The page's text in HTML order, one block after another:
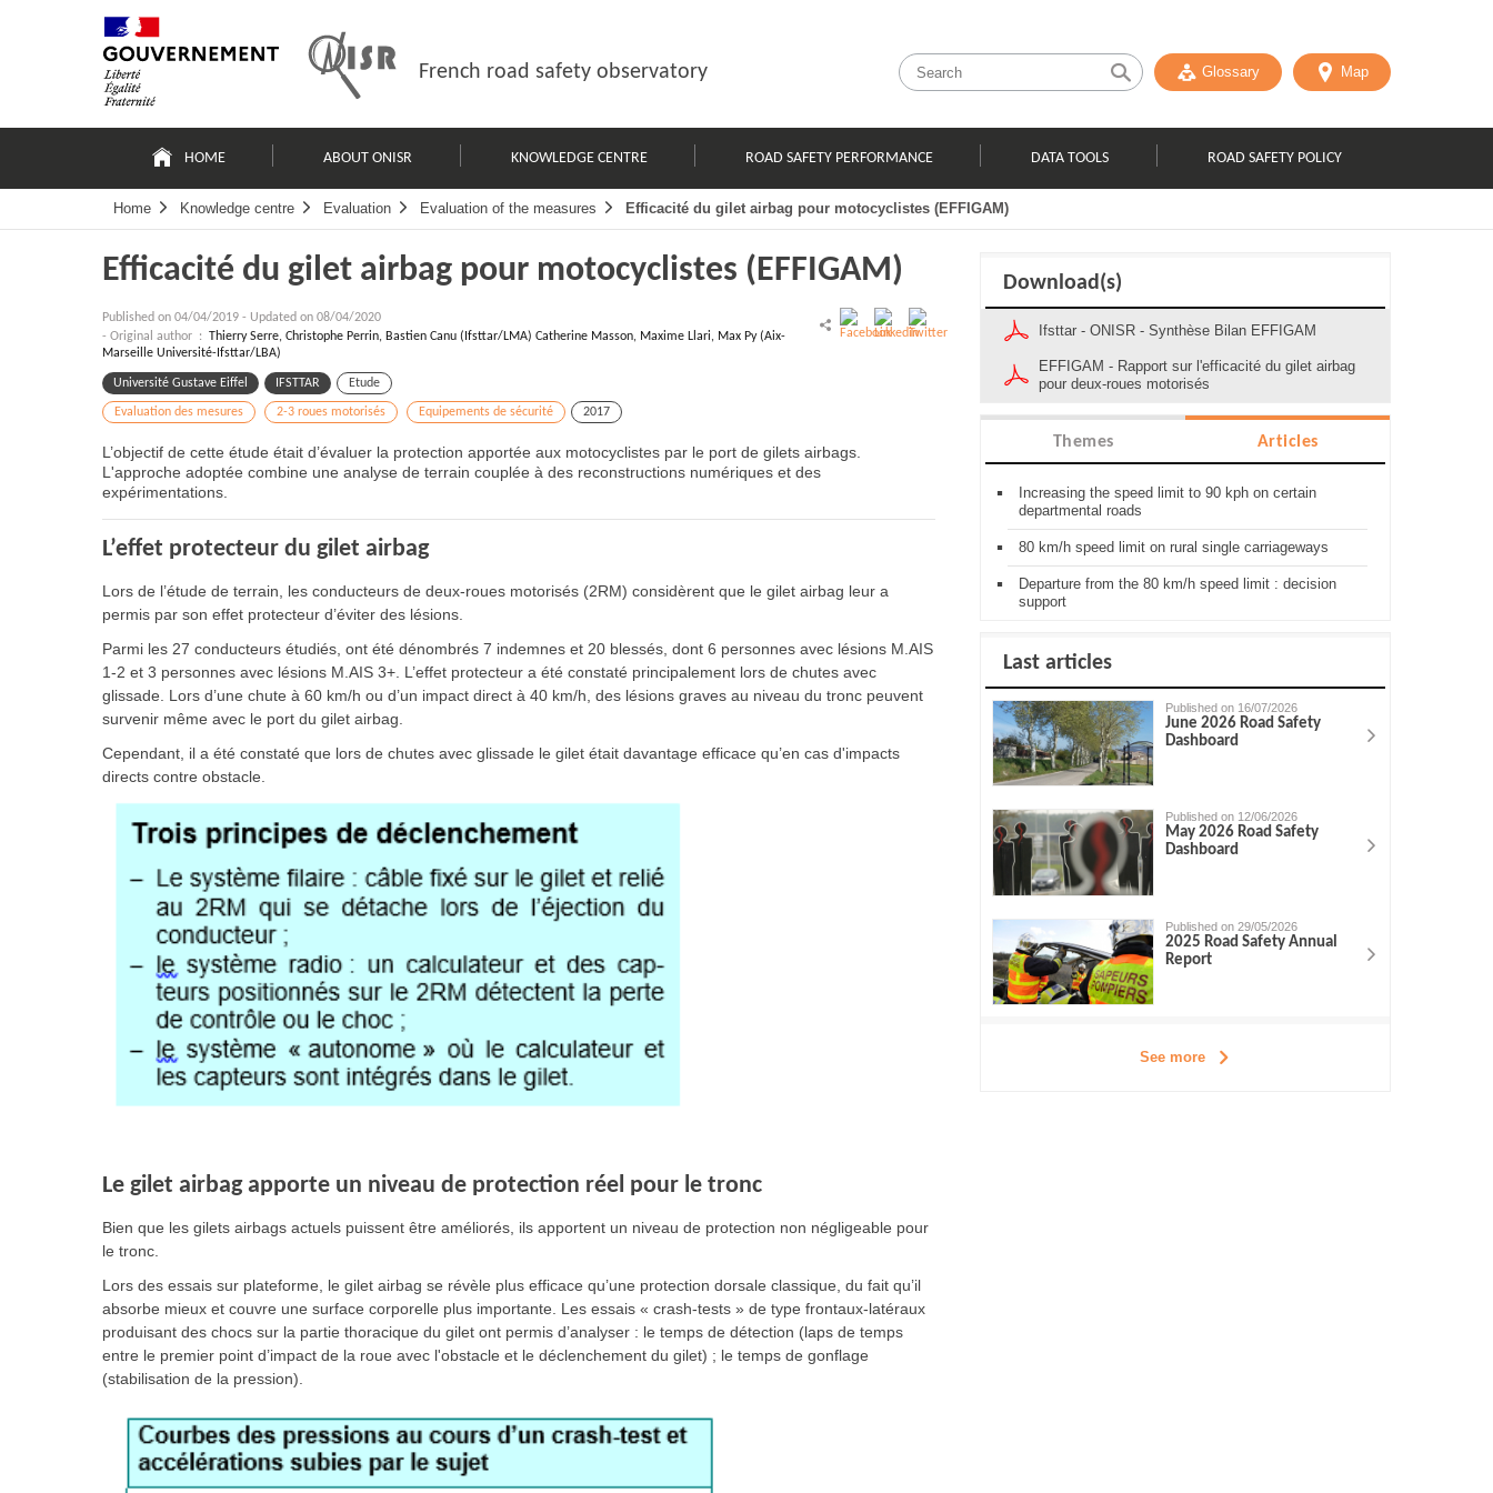
French road safety observatory Glossary Map
principale
HOME ABOUT ONISR KNOWLEDGE CENTRE ROAD SAFETY PERFORMANCE DATA TOOLS ROAD SAFETY POLICY
Home Knowledge centre Evaluation Evaluation of the measures Efficacité du gilet airbag pour motocyclistes (EFFIGAM)
Efficacité du gilet airbag pour motocyclistes (EFFIGAM)
Published on 04/04/2019 - Updated on 08/04/2020
- Original author : Thierry Serre, Christophe Perrin, Bastien Canu (Ifsttar/LMA) Catherine Masson, Maxime Llari, Max Py (Aix-
Marseille Université-Ifsttar/LBA)
Université Gustave Eiffel IFSTTAR Etude
Evaluation des mesures 2-3 roues motorisés Equipements de sécurité 2017
L’objectif de cette étude était d’évaluer la protection apportée aux motocyclistes par le port de gilets airbags.
L'approche adoptée combine une analyse de terrain couplée à des reconstructions numériques et des
expérimentations.
L’effet protecteur du gilet airbag
Lors de l’étude de terrain, les conducteurs de deux-roues motorisés (2RM) considèrent que le gilet airbag leur a
permis par son effet protecteur d’éviter des lésions.
Parmi les 27 conducteurs étudiés, ont été dénombrés 7 indemnes et 20 blessés, dont 6 personnes avec lésions M.AIS
1-2 et 3 personnes avec lésions M.AIS 3+. L’effet protecteur a été constaté principalement lors de chutes avec
glissade. Lors d’une chute à 60 km/h ou d’un impact direct à 40 km/h, des lésions graves au niveau du tronc peuvent
survenir même avec le port du gilet airbag.
Cependant, il a été constaté que lors de chutes avec glissade le gilet était davantage efficace qu’en cas d'impacts
directs contre obstacle.
Le gilet airbag apporte un niveau de protection réel pour le tronc
Bien que les gilets airbags actuels puissent être améliorés, ils apportent un niveau de protection non négligeable pour
le tronc.
Lors des essais sur plateforme, le gilet airbag se révèle plus efficace qu’une protection dorsale classique, du fait qu’il
absorbe mieux et couvre une surface corporelle plus importante. Les essais « crash-tests » de type frontaux-latéraux
produisant des chocs sur la partie thoracique du gilet ont permis d’analyser : le temps de détection (laps de temps
entre le premier point d’impact de la roue avec l'obstacle et le déclenchement du gilet) ; le temps de gonflage
(stabilisation de la pression).
Download(s)
Ifsttar - ONISR - Synthèse Bilan EFFIGAM
EFFIGAM - Rapport sur l'efficacité du gilet airbag
pour deux-roues motorisés
Themes Articles
Increasing the speed limit to 90 kph on certain
departmental roads
80 km/h speed limit on rural single carriageways
Departure from the 80 km/h speed limit : decision
support
Last articles
Published on 16/07/2026
June 2026 Road Safety
Dashboard
Published on 12/06/2026
May 2026 Road Safety
Dashboard
Published on 29/05/2026
2025 Road Safety Annual
Report
See more